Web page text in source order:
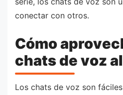
conectar con otros.
Cómo
chats de voz
Los chats de voz son